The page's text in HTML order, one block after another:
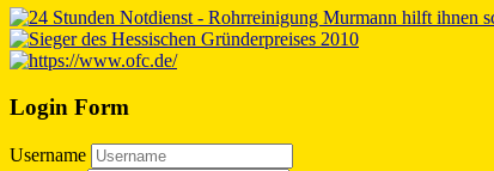
Login Form
Username